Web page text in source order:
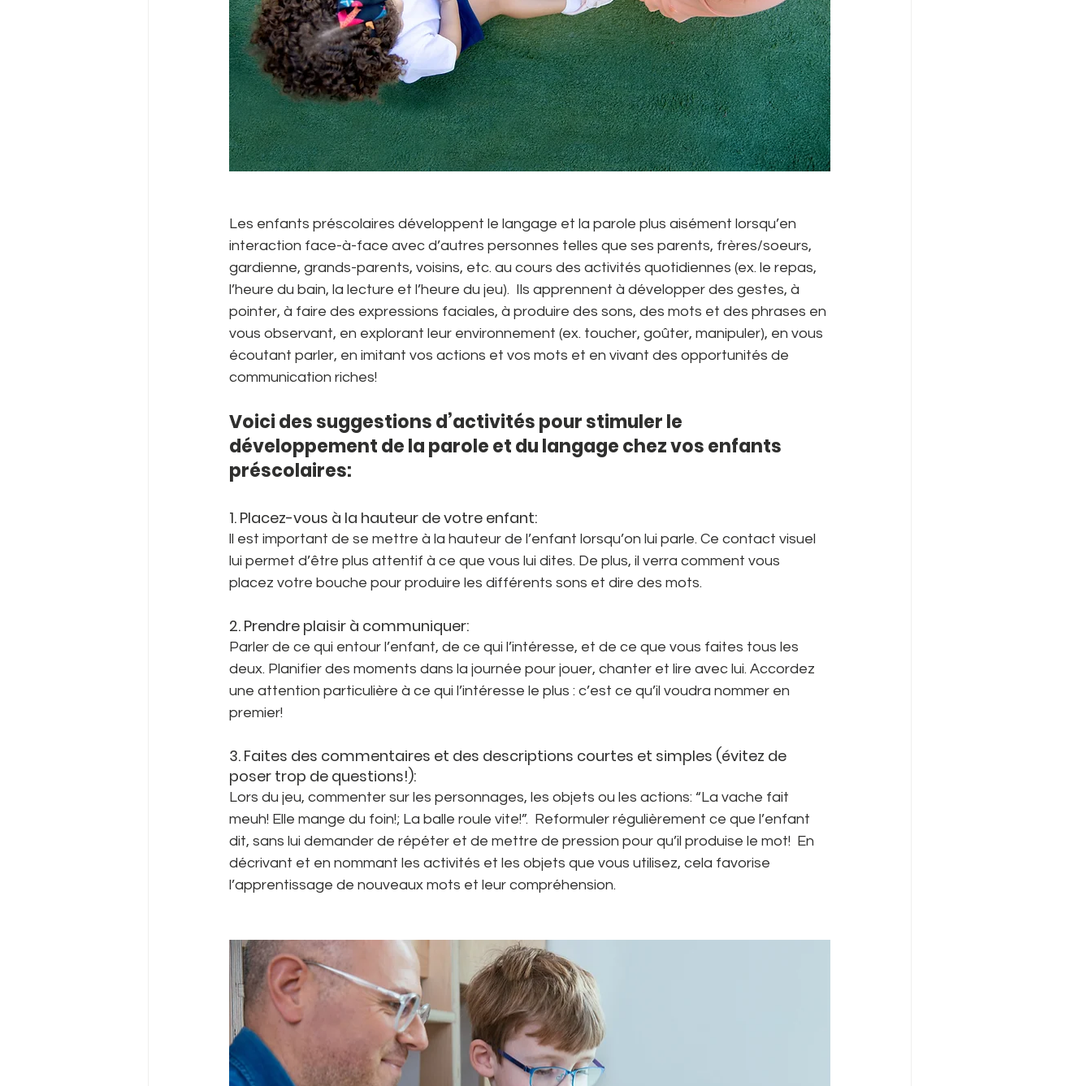
Les enfants préscolaires développent le langage et la parole plus aisément lorsqu’en
interaction face-à-face avec d’autres personnes telles que ses parents, frères/soeurs,
gardienne, grands-parents, voisins, etc. au cours des activités quotidiennes (ex. le repas,
l’heure du bain, la lecture et l’heure du jeu).  Ils apprennent à développer des gestes, à
pointer, à faire des expressions faciales, à produire des sons, des mots et des phrases en
vous observant, en explorant leur environnement (ex. toucher, goûter, manipuler), en vous
écoutant parler, en imitant vos actions et vos mots et en vivant des opportunités de
communication riches!
Voici des suggestions d’activités pour stimuler le
développement de la parole et du langage chez vos enfants
préscolaires:
1. Placez-vous à la hauteur de votre enfant:
ll est important de se mettre à la hauteur de l’enfant lorsqu’on lui parle. Ce contact visuel
lui permet d’être plus attentif à ce que vous lui dites. De plus, il verra comment vous
placez votre bouche pour produire les différents sons et dire des mots.
2. Prendre plaisir à communiquer:
Parler de ce qui entour l’enfant, de ce qui l’intéresse, et de ce que vous faites tous les
deux. Planifier des moments dans la journée pour jouer, chanter et lire avec lui. Accordez
une attention particulière à ce qui l’intéresse le plus : c’est ce qu’il voudra nommer en
premier!
3. Faites des commentaires et des descriptions courtes et simples (évitez de
poser trop de questions!):
Lors du jeu, commenter sur les personnages, les objets ou les actions: “La vache fait
meuh! Elle mange du foin!; La balle roule vite!”.  Reformuler régulièrement ce que l’enfant
dit, sans lui demander de répéter et de mettre de pression pour qu’il produise le mot!  En
décrivant et en nommant les activités et les objets que vous utilisez, cela favorise
l’apprentissage de nouveaux mots et leur compréhension.